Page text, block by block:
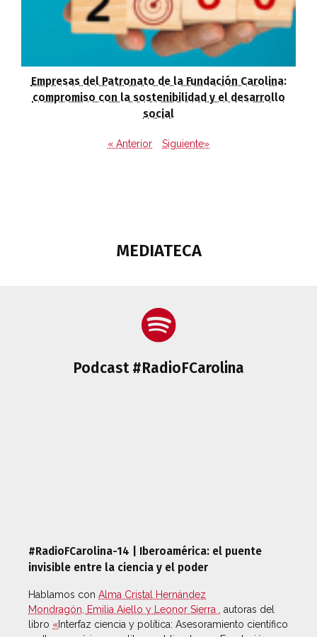
Empresas del Patronato de la Fundación Carolina:
compromiso con la sostenibilidad y el desarrollo
social
« Anterior Siguiente»
MEDIATECA
Podcast #RadioFCarolina
#RadioFCarolina-14 | Iberoamérica: el puente
invisible entre la ciencia y el poder
Hablamos con Alma Cristal Hernández
Mondragón, Emilia Aiello y Leonor Sierra , autoras del
libro « Interfaz ciencia y política: Asesoramiento científico